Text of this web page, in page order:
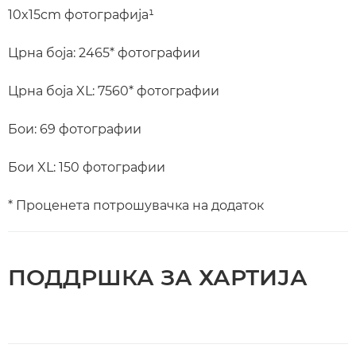
10x15cm фотографија¹
Црна боја: 2465* фотографии
Црна боја XL: 7560* фотографии
Бои: 69 фотографии
Бои XL: 150 фотографии
* Проценета потрошувачка на додаток
ПОДДРШКА ЗА ХАРТИЈА